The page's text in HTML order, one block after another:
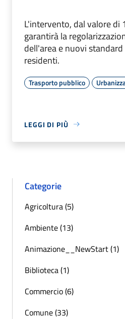
L'intervento, dal valore di
garantirà la
dell'area e nuovi
residenti.
Trasporto pubblico
LEGGI DI PIÙ
Categorie
Agricoltura (5)
Ambiente (13)
Animazione__NewStart (1)
Biblioteca (1)
Commercio (6)
Comune (33)